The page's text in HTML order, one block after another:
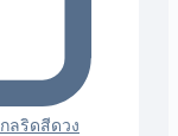
ลริดสีดวง